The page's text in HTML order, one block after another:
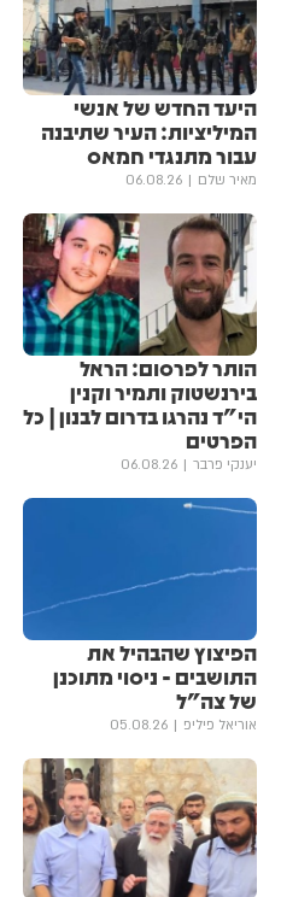
היעד החדש של אנשי
המיליציות: העיר שתיבנה
עבור מתנגדי חמאס
מאיר שלם 06.08.26
הותר לפרסום: הראל
בירנשטוק ותמיר וקנין
הי"ד נהרגו בדרום לבנון | כל
הפרטים
יענקי פרבר 06.08.26
הפיצוץ שהבהיל את
התושבים - ניסוי מתוכנן
של צה"ל
אוריאל פיליפ 05.08.26